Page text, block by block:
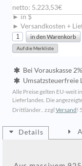
netto: 5.223,53€
► in $
► Versandkosten +
Bei Vorauskasse
Umsatzsteuerfreie
Alle Preise gelten EU-weit
Lieferlandes. Die
Drittländer.. zzgl Versand!
Details